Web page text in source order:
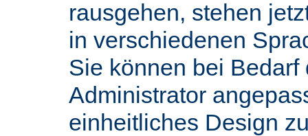
rausgehen, stehen
in verschiedenen
Sie können bei Bedarf
Administrator
einheitliches Design